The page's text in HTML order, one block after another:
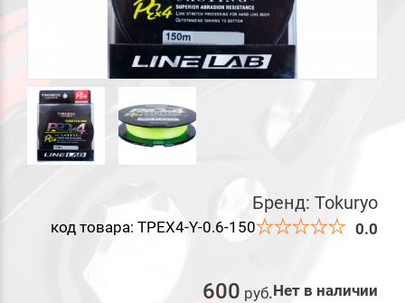
Бренд: Tokuryo
код товара: TPEX4-Y-0.6-150 0.0
600 руб.Нет в наличии